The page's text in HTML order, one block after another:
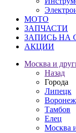
МОТО
ЗАПЧАСТИ
ЗАПИСЬ НА
АКЦИИ
Москва и
Назад
Города
Липецк
Воронеж
Тамбов
Елец
Москва